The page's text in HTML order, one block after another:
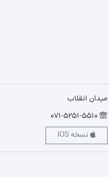
انقلاب
071-5251-5510
نسخه IOS